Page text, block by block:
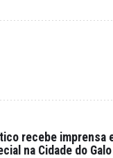
recebe imprensa
na Cidade do Galo